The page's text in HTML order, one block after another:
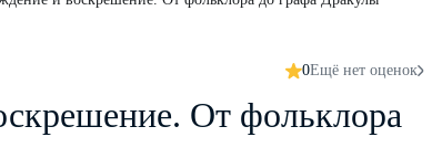
0Ещё нет оценок
От фольклора